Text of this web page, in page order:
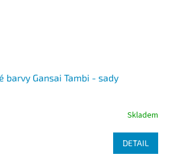
barvy Gansai Tambi - sady
Skladem
DETAIL